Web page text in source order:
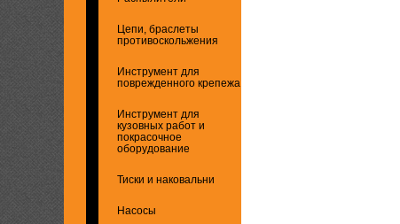
Цепи, браслеты
противоскольжения
Инструмент для
поврежденного крепежа
Инструмент для
кузовных работ и
покрасочное
оборудование
Тиски и наковальни
Насосы